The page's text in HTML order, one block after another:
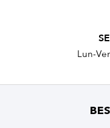
Lun-